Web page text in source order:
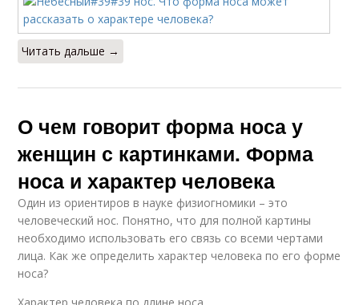
Читать дальше →
О чем говорит форма носа у
женщин с картинками. Форма
носа и характер человека
Один из ориентиров в науке физиогномики – это
человеческий нос. Понятно, что для полной картины
необходимо использовать его связь со всеми чертами
лица. Как же определить характер человека по его форме
носа?